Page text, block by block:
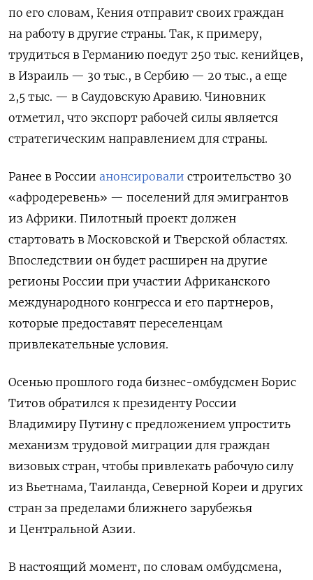
по его словам, Кения отправит своих граждан
на работу в другие страны. Так, к примеру,
трудиться в Германию поедут 250 тыс. кенийцев,
в Израиль — 30 тыс., в Сербию — 20 тыс., а еще
2,5 тыс. — в Саудовскую Аравию. Чиновник
отметил, что экспорт рабочей силы является
стратегическим направлением для страны.
Ранее в России анонсировали строительство 30
«афродеревень» — поселений для эмигрантов
из Африки. Пилотный проект должен
стартовать в Московской и Тверской областях.
Впоследствии он будет расширен на другие
регионы России при участии Африканского
международного конгресса и его партнеров,
которые предоставят переселенцам
привлекательные условия.
Осенью прошлого года бизнес-омбудсмен Борис
Титов обратился к президенту России
Владимиру Путину с предложением упростить
механизм трудовой миграции для граждан
визовых стран, чтобы привлекать рабочую силу
из Вьетнама, Таиланда, Северной Кореи и других
стран за пределами ближнего зарубежья
и Центральной Азии.
В настоящий момент, по словам омбудсмена,